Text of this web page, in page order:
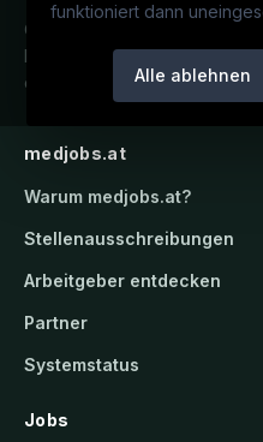
funktioniert dann
Alle ablehnen
Österreichs medizinisches
Karriereportal.Ein Service der
candidatis GmbH.
medjobs.at
Warum medjobs.at?
Stellenausschreibungen
Arbeitgeber entdecken
Partner
Systemstatus
Jobs